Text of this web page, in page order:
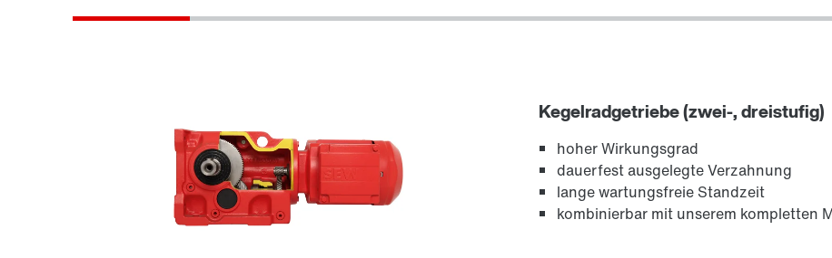
Kegelradgetriebe (zwei-, dreistufig)
hoher Wirkungsgrad
dauerfest ausgelegte Verzahnung
lange wartungsfreie Standzeit
kombinierbar mit unserem kompletten